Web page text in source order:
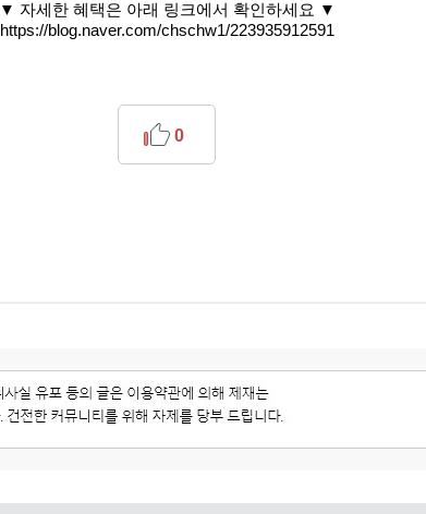
▼ 자세한 혜택은 아래 링크에서 확인하세요 ▼
https://blog.naver.com/chschw1/223935912591
0